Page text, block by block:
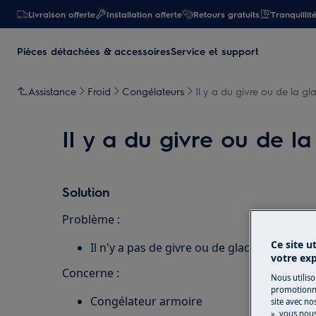
Livraison offerte Installation offerte Retours gratuits
Pièces détachées & accessoiresService et support
Assistance Froid Congélateurs Il y a du givre ou de la
Il y a du givre ou de
Solution
Problème :
Il n'y a pas de givre ou de glace sur les
Concerne :
Congélateur armoire
Ce site
votre
Nous
site avec
», vous